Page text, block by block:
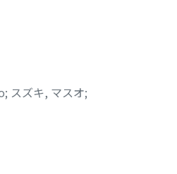
; スズキ, マスオ;